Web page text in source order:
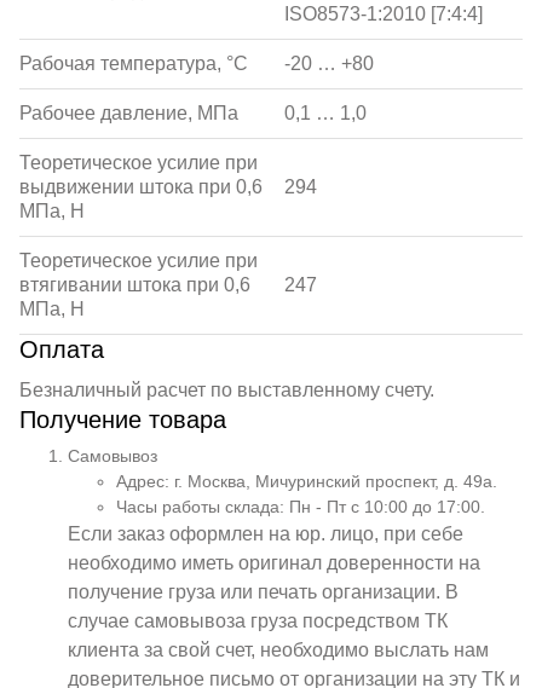
ISO8573-1:2010 [7:4:4]
Рабочая температура, °С -20 … +80
Рабочее давление, МПа 0,1 … 1,0
Теоретическое усилие при
выдвижении штока при 0,6
МПа, Н
294
Теоретическое усилие при
втягивании штока при 0,6
МПа, Н
247
Оплата
Безналичный расчет по выставленному счету.
Получение товара
Самовывоз
Адрес: г. Москва, Мичуринский проспект, д. 49а.
Часы работы склада: Пн - Пт с 10:00 до 17:00.
Если заказ оформлен на юр. лицо, при себе
необходимо иметь оригинал доверенности на
получение груза или печать организации. В
случае самовывоза груза посредством ТК
клиента за свой счет, необходимо выслать нам
доверительное письмо от организации на эту ТК и